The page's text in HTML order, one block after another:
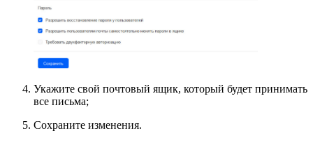
Укажите свой почтовый ящик, который будет принимать
все письма;
Сохраните изменения.